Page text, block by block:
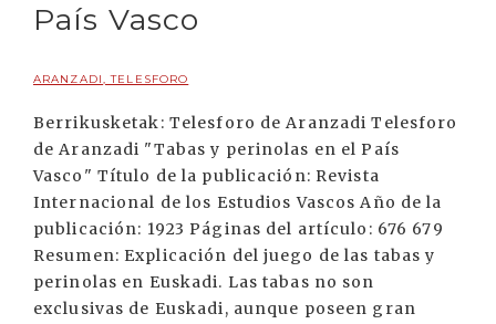
País Vasco
ARANZADI, TELESFORO
Berrikusketak: Telesforo de Aranzadi Telesforo
de Aranzadi "Tabas y perinolas en el País
Vasco" Título de la publicación: Revista
Internacional de los Estudios Vascos Año de la
publicación: 1923 Páginas del artículo: 676 679
Resumen: Explicación del juego de las tabas y
perinolas en Euskadi. Las tabas no son
exclusivas de Euskadi, aunque poseen gran